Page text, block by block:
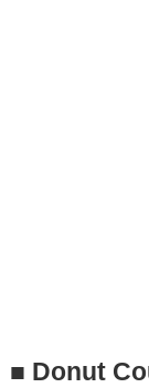
■ Donut